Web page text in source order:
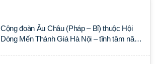
Cộng đoàn Âu Châu (Pháp – Bỉ) thuộc Hội
Dòng Mến Thánh Giá Hà Nội – tĩnh tâm năm